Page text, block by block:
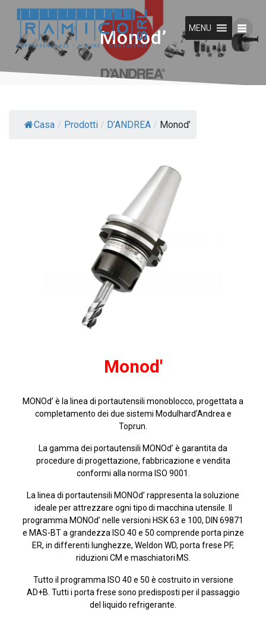
al
contenuto
MENU
Monod’
Casa / Prodotti / D’ANDREA / Monod’
Monod'
MONOd’ è la linea di portautensili monoblocco, progettata a
completamento dei due sistemi Modulhard’Andrea e
Toprun.
La gamma dei portautensili MONOd’ è garantita da
procedure di progettazione, fabbricazione e vendita
conformi alla norma ISO 9001.
La linea di portautensili MONOd’ rappresenta la soluzione
ideale per attrezzare ogni tipo di macchina utensile. Il
programma MONOd’ nelle versioni HSK 63 e 100, DIN 69871
e MAS-BT a grandezza ISO 40 e 50 comprende porta pinze
ER, in differenti lunghezze, Weldon WD, porta frese PF,
riduzioni CM e maschiatori MS.
Tutto il programma ISO 40 e 50 è costruito in versione
AD+B. Tutti i porta frese sono predisposti per il passaggio
del liquido refrigerante.